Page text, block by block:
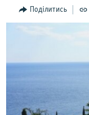
Перейти
до
ПОГЛЯД
СПЕЦПРОЕКТИ
ВІДЕОУРОКИ «ELIFBE»
Русский
Поділитись